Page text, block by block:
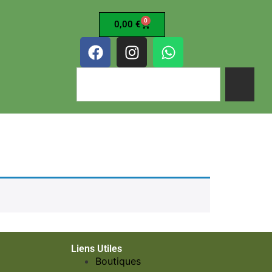
0,00 € 0
Liens Utiles
Boutiques